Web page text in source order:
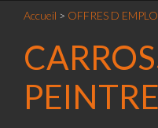
Accueil > OFFRES D
PEINTRE